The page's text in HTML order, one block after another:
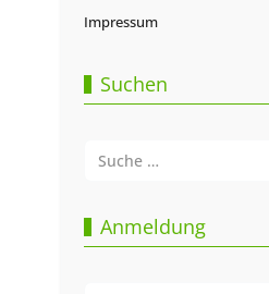
Impressum
Suchen
Anmeldung